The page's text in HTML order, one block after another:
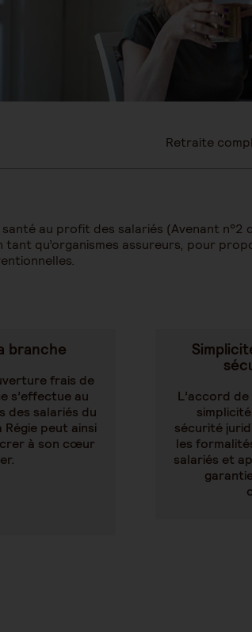
Retraite
au profit des salariés (Avenant
qu’organismes assureurs, pour
branche
frais de
s’effectue au
des salariés du
peut ainsi
à son cœur
L’accord
sécurité
les
salariés et